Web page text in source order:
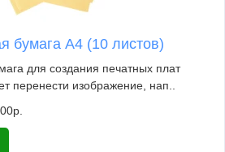
бумага А4 (10 листов)
для создания печатных плат
перенести изображение, нап..